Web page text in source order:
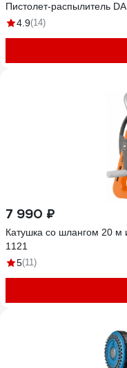
Пистолет-распылитель
4.9(14)
7 990 ₽
Катушка со шлангом 20 м
1121
5(11)